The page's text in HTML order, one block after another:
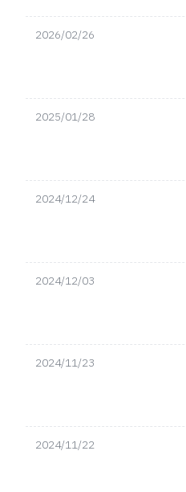
2026/02/26
2025/01/28
2024/12/24
2024/12/03
2024/11/23
2024/11/22